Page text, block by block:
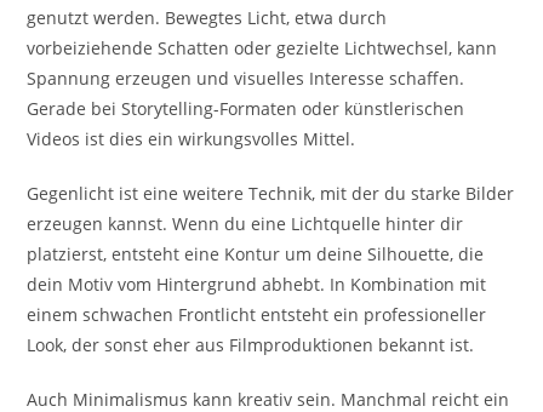
genutzt werden. Bewegtes Licht, etwa durch
vorbeiziehende Schatten oder gezielte Lichtwechsel, kann
Spannung erzeugen und visuelles Interesse schaffen.
Gerade bei Storytelling-Formaten oder künstlerischen
Videos ist dies ein wirkungsvolles Mittel.
Gegenlicht ist eine weitere Technik, mit der du starke Bilder
erzeugen kannst. Wenn du eine Lichtquelle hinter dir
platzierst, entsteht eine Kontur um deine Silhouette, die
dein Motiv vom Hintergrund abhebt. In Kombination mit
einem schwachen Frontlicht entsteht ein professioneller
Look, der sonst eher aus Filmproduktionen bekannt ist.
Auch Minimalismus kann kreativ sein. Manchmal reicht ein